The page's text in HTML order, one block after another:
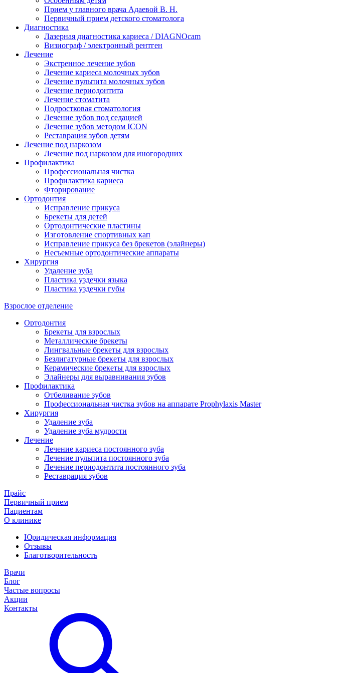
Прием у главного врача Адаевой В. Н.
Первичный прием детского стоматолога
Диагностика
Лазерная диагностика кариеса / DIAGNOcam
Визиограф / электронный рентген
Лечение
Экстренное лечение зубов
Лечение кариеса молочных зубов
Лечение пульпита молочных зубов
Лечение периодонтита
Лечение стоматита
Подростковая стоматология
Лечение зубов под седацией
Лечение зубов методом ICON
Реставрация зубов детям
Лечение под наркозом
Лечение под наркозом для иногородних
Профилактика
Профессиональная чистка
Профилактика кариеса
Фторирование
Ортодонтия
Исправление прикуса
Брекеты для детей
Ортодонтические пластины
Изготовление спортивных кап
Исправление прикуса без брекетов (элайнеры)
Несъемные ортодонтические аппараты
Хирургия
Удаление зуба
Пластика уздечки языка
Пластика уздечки губы
Взрослое отделение
Ортодонтия
Брекеты для взрослых
Металлические брекеты
Лингвальные брекеты для взрослых
Безлигатурные брекеты для взрослых
Керамические брекеты для взрослых
Элайнеры для выравнивания зубов
Профилактика
Отбеливание зубов
Профессиональная чистка зубов на аппарате Prophylaxis Master
Хирургия
Удаление зуба
Удаление зуба мудрости
Лечение
Лечение кариеса постоянного зуба
Лечение пульпита постоянного зуба
Лечение периодонтита постоянного зуба
Реставрация зубов
Прайс
Первичный прием
Пациентам
О клинике
Юридическая информация
Отзывы
Благотворительность
Врачи
Блог
Частые вопросы
Акции
Контакты